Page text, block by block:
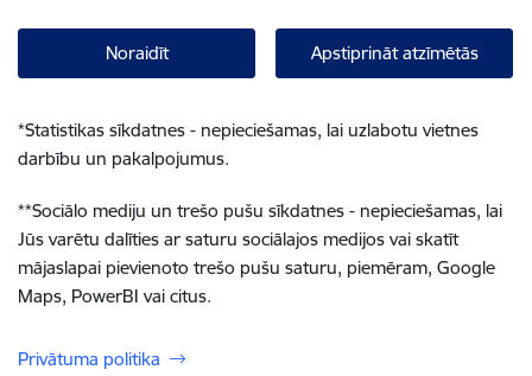
Noraidīt Apstiprināt atzīmētās
*Statistikas sīkdatnes - nepieciešamas, lai uzlabotu vietnes
darbību un pakalpojumus.
**Sociālo mediju un trešo pušu sīkdatnes - nepieciešamas, lai
Jūs varētu dalīties ar saturu sociālajos medijos vai skatīt
mājaslapai pievienoto trešo pušu saturu, piemēram, Google
Maps, PowerBI vai citus.
Privātuma politika